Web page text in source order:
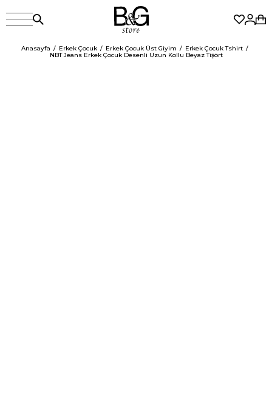
Anasayfa Erkek Çocuk Erkek Çocuk Üst Giyim
Erkek Çocuk Tshirt
NBT Jeans Erkek Çocuk Desenli Uzun Kollu Beyaz Tişört